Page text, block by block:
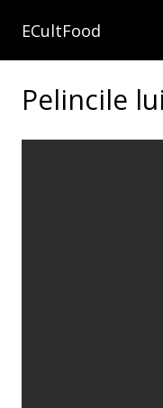
ECultFood
Pelincile